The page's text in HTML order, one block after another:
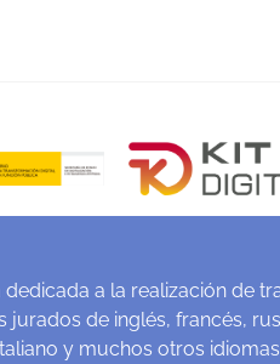
dedicada a la realización de
jurados de inglés, francés,
y muchos otros idiomas